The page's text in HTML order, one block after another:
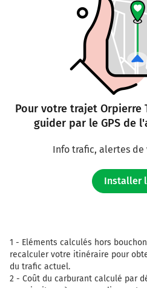
Autoroute des Deux
Continuer E80
kilomètres
A614
Le Palays
TOULOUSE-CENTRE
TARBES
Payer 34,80 €
508 km
21 20
complexe
Toulouse Aerospace
Pour votre trajet Orpierre
guider par le GPS de
Info trafic, alertes de
Installer
1 - Eléments calculés hors
recalculer votre itinéraire pour
du trafic actuel.
2 - Coût du carburant calculé par